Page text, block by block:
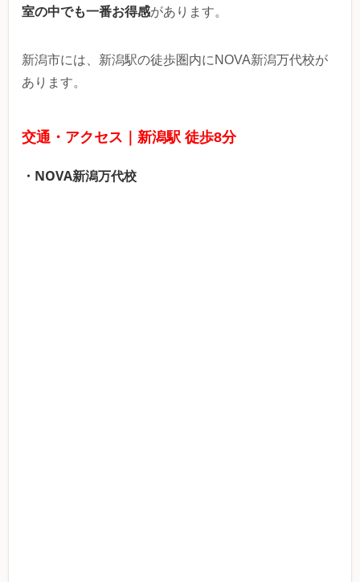
室の中でも一番お得感があります。
新潟市には、新潟駅の徒歩圏内にNOVA新潟万代校が
あります。
交通・アクセス｜新潟駅 徒歩8分
・NOVA新潟万代校